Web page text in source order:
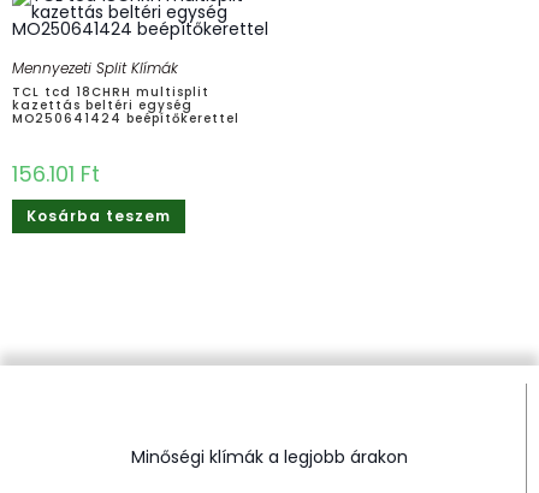
Mennyezeti Split Klímák
TCL tcd 18CHRH multisplit
kazettás beltéri egység
MO250641424 beépítőkerettel
156.101 Ft
Kosárba teszem
Minőségi klímák a legjobb árakon